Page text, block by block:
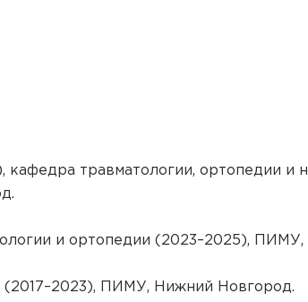
кафедра травматологии, ортопедии и
и ортопедии (2023–2025),
(2017–2023), ПИМУ, Нижний Новгород.